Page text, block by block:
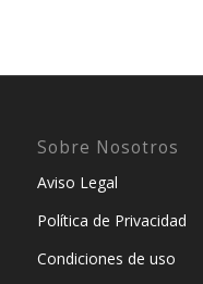
Sobre Nosotros
Aviso Legal
Política de Privacidad
Condiciones de uso